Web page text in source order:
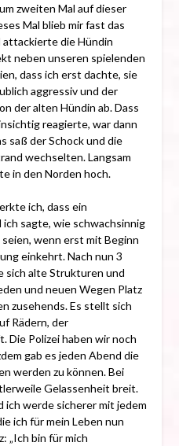
zweiten Mal auf dieser
Mal blieb mir fast das
attackierte die Hündin
neben unseren spielenden
dass ich erst dachte, sie
aggressiv und der
der alten Hündin ab. Dass
reagierte, war dann
saß der Schock und die
wechselten. Langsam
in den Norden hoch.
ich, dass ein
sagte, wie schwachsinnig
wenn erst mit Beginn
einkehrt. Nach nun 3
sich alte Strukturen und
und neuen Wegen Platz
zusehends. Es stellt sich
Rädern, der
Die Polizei haben wir noch
gab es jeden Abend die
werden zu können. Bei
Gelassenheit breit.
ich werde sicherer mit jedem
ich für mein Leben nun
„Ich bin für mich